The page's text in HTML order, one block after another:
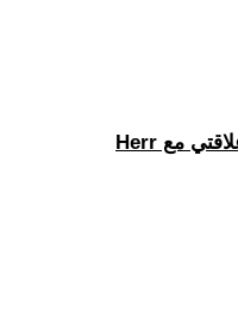
(5) الهامش الأخير بعد ان قطعت علاقتي مع Herr